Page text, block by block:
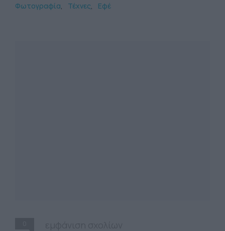
Φωτογραφία Τέχνες Εφέ